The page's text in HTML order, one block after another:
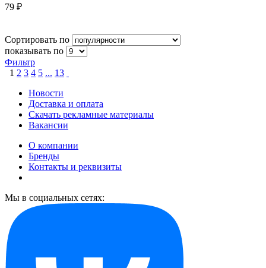
79 ₽
Сортировать по
показывать по
Фильтр
1 2 3 4 5 ... 13
Новости
Доставка и оплата
Скачать рекламные материалы
Вакансии
О компании
Бренды
Контакты и реквизиты
Мы в социальных сетях: